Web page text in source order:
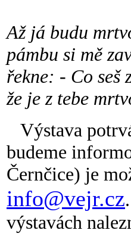
Až já budu
pámbu si mě
řekne: - Co seš
že je z tebe
Výstava
budeme
Černčice) je
info@vejr.cz
výstavách